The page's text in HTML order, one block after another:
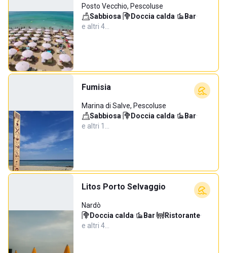
Posto Vecchio, Pescoluse
Sabbiosa· Doccia calda· Bar·
e altri 4…
Fumisia
Marina di Salve, Pescoluse
Sabbiosa· Doccia calda· Bar·
e altri 1…
Litos Porto Selvaggio
Nardò
Doccia calda· Bar· Ristorante·
e altri 4…